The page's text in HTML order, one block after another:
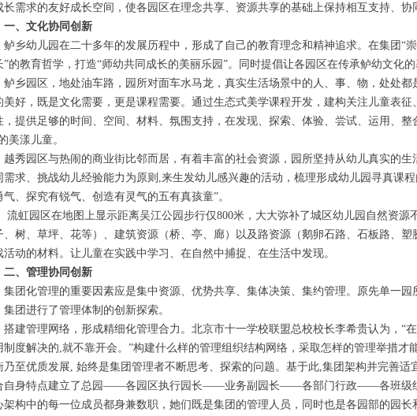
长需求的友好成长空间，使各园区在理念共享、资源共享的基础上保持相互支持、协
一、文化协同创新
鲈乡幼儿园在二十多年的发展历程中，形成了自己的教育理念和精神追求。在集团“
”的教育哲学，打造“师幼共同成长的美丽乐园”。同时提倡让各园区在传承鲈幼文化
鲈乡园区，地处油车路，园所对面车水马龙，真实生活场景中的人、事、物，处处
美好，既是文化需要，更是课程需要。通过生态式美学课程开发，建构关注儿童表
，提供足够的时间、空间、材料、氛围支持，在发现、探索、体验、尝试、运用、
美漾儿童。
越秀园区与热闹的商业街比邻而居，有着丰富的社会资源，园所坚持从幼儿真实的
需求、挑战幼儿经验能力为原则,来生发幼儿感兴趣的活动，梳理形成幼儿园寻真课
气、探究有锐气、创造有灵气的五有真孩童”。
流虹园区在地图上显示距离吴江公园步行仅800米，大大弥补了城区幼儿园自然资源
、树、草坪、花等）、建筑资源（桥、亭、廊）以及路资源（鹅卵石路、石板路、塑
活动的材料。让儿童在实践中学习、在自然中捕捉、在生活中发现。
二、管理协同创新
集团化管理的重要因素应是集中资源、优势共享、集体决策、集约管理。原先单一
集团进行了管理体制的创新探索。
搭建管理网络，形成精细化管理合力。北京市十一学校联盟总校校长李希贵认为，“
制度解决的,就不靠开会。”构建什么样的管理组织结构网络，采取怎样的管理举措才
乃至优质发展, 始终是集团管理者不断思考、探索的问题。基于此,集团架构并完善适
自身特点建立了总园——各园区执行园长——业务副园长——各部门行政——各班级组
架构中的每一位成员都身兼数职，她们既是集团的管理人员，同时也是各园部的园